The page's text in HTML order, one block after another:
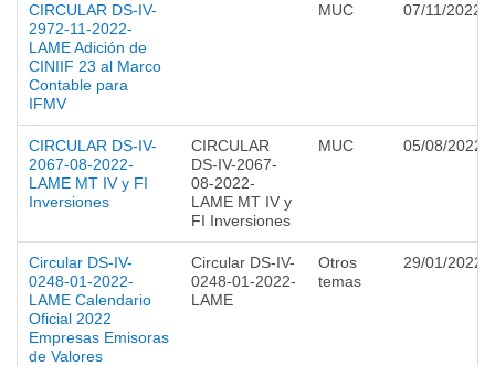
CIRCULAR DS-IV-
2972-11-2022-
LAME Adición de
CINIIF 23 al Marco
Contable para
IFMV
MUC 07/11/2022
CIRCULAR DS-IV-
2067-08-2022-
LAME MT IV y FI
Inversiones
CIRCULAR
DS-IV-2067-
08-2022-
LAME MT IV y
FI Inversiones
MUC 05/08/2022
Circular DS-IV-
0248-01-2022-
LAME Calendario
Oficial 2022
Empresas Emisoras
de Valores
Circular DS-IV-
0248-01-2022-
LAME
Otros
temas
29/01/2022